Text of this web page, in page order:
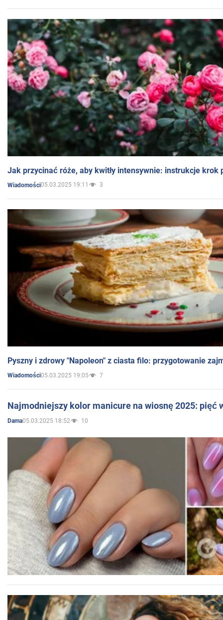
Jak przycinać róże, aby kwitły intensywnie: instrukcje krok
Wiadomości05.03.2025 19:11 3
Pyszny i zdrowy "Napoleon" z ciasta filo: przygotowanie
Wiadomości05.03.2025 19:05 7
Najmodniejszy kolor manicure na wiosnę 2025: pięć
Dama05.03.2025 18:52 10